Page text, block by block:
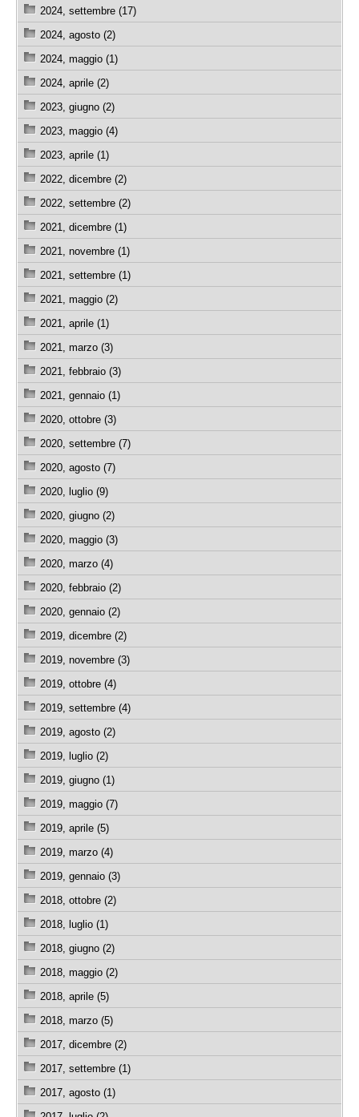
2024, settembre (17)
2024, agosto (2)
2024, maggio (1)
2024, aprile (2)
2023, giugno (2)
2023, maggio (4)
2023, aprile (1)
2022, dicembre (2)
2022, settembre (2)
2021, dicembre (1)
2021, novembre (1)
2021, settembre (1)
2021, maggio (2)
2021, aprile (1)
2021, marzo (3)
2021, febbraio (3)
2021, gennaio (1)
2020, ottobre (3)
2020, settembre (7)
2020, agosto (7)
2020, luglio (9)
2020, giugno (2)
2020, maggio (3)
2020, marzo (4)
2020, febbraio (2)
2020, gennaio (2)
2019, dicembre (2)
2019, novembre (3)
2019, ottobre (4)
2019, settembre (4)
2019, agosto (2)
2019, luglio (2)
2019, giugno (1)
2019, maggio (7)
2019, aprile (5)
2019, marzo (4)
2019, gennaio (3)
2018, ottobre (2)
2018, luglio (1)
2018, giugno (2)
2018, maggio (2)
2018, aprile (5)
2018, marzo (5)
2017, dicembre (2)
2017, settembre (1)
2017, agosto (1)